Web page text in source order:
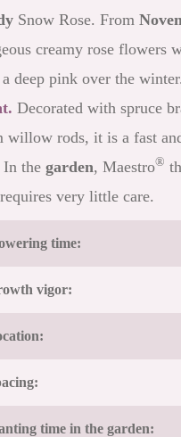
Snow Rose. From
creamy rose flowers
deep pink over the
Decorated with spruce
willow rods, it is a fast
the garden, Maestro®
very little care.
time:
vigor:
time in the garden: